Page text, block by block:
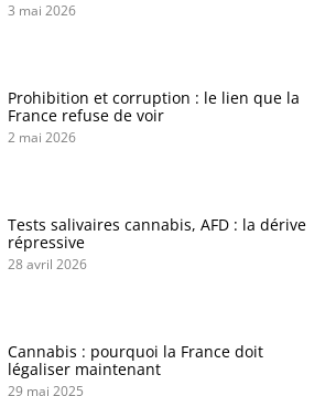
3 mai 2026
Prohibition et corruption : le lien que la
France refuse de voir
2 mai 2026
Tests salivaires cannabis, AFD : la dérive
répressive
28 avril 2026
Cannabis : pourquoi la France doit
légaliser maintenant
29 mai 2025